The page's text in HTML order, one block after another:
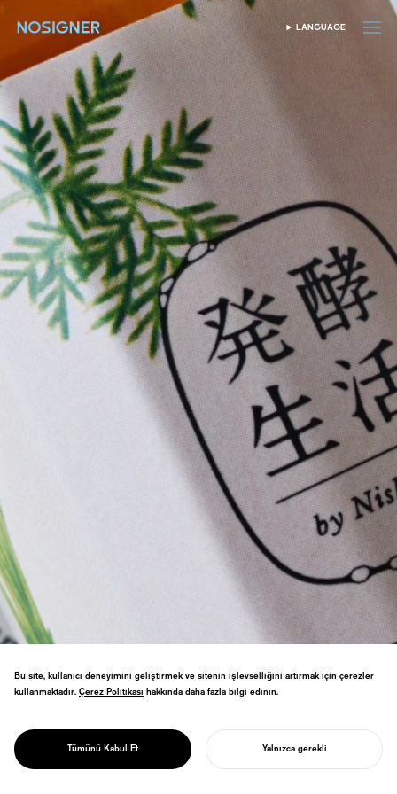
ANA SAYFA
DIL SEÇIN
LANGUAGE
PROJECT
HAKKO SEIKATSU
ile Tarihi Bir Kyoto Tsukemono（Japon
Turşusu） Markasını Yeniden Tanımlama.
Bu site, kullanıcı deneyimini geliştirmek ve sitenin işlevselliğini artırmak için çerezler
kullanmaktadır. Çerez Politikası
Çerez Politikası hakkında daha fazla bilgi edinin.
Tümünü Kabul Et Yalnızca gerekli